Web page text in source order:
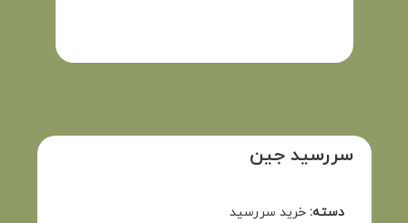
سررسید جین
دسته: خرید سررسید